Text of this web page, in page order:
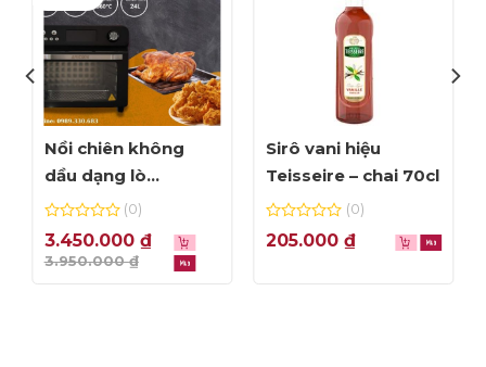
Nồi chiên không
dầu dạng lò
Amicook Air Fryer
Oven 24L – màu đen
0
out
of
5
(0)
3.450.000 ₫
3.950.000₫
Sirô vani hiệu
Teisseire – chai 70cl
0
out
5
(0)
205.000 ₫